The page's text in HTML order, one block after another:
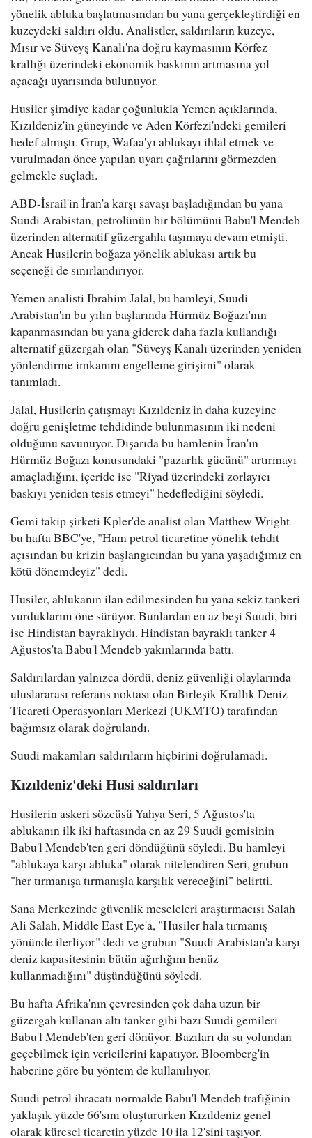
yönelik abluka başlatmasından bu yana gerçekleştirdiği en
kuzeydeki saldırı oldu. Analistler, saldırıların kuzeye,
Mısır ve Süveyş Kanalı'na doğru kaymasının Körfez
krallığı üzerindeki ekonomik baskının artmasına yol
açacağı uyarısında bulunuyor.
Husiler şimdiye kadar çoğunlukla Yemen açıklarında,
Kızıldeniz'in güneyinde ve Aden Körfezi'ndeki gemileri
hedef almıştı. Grup, Wafaa'yı ablukayı ihlal etmek ve
vurulmadan önce yapılan uyarı çağrılarını görmezden
gelmekle suçladı.
ABD-İsrail'in İran'a karşı savaşı başladığından bu yana
Suudi Arabistan, petrolünün bir bölümünü Babu'l Mendeb
üzerinden alternatif güzergahla taşımaya devam etmişti.
Ancak Husilerin boğaza yönelik ablukası artık bu
seçeneği de sınırlandırıyor.
Yemen analisti Ibrahim Jalal, bu hamleyi, Suudi
Arabistan'ın bu yılın başlarında Hürmüz Boğazı'nın
kapanmasından bu yana giderek daha fazla kullandığı
alternatif güzergah olan "Süveyş Kanalı üzerinden yeniden
yönlendirme imkanını engelleme girişimi" olarak
tanımladı.
Jalal, Husilerin çatışmayı Kızıldeniz'in daha kuzeyine
doğru genişletme tehdidinde bulunmasının iki nedeni
olduğunu savunuyor. Dışarıda bu hamlenin İran'ın
Hürmüz Boğazı konusundaki "pazarlık gücünü" artırmayı
amaçladığını, içeride ise "Riyad üzerindeki zorlayıcı
baskıyı yeniden tesis etmeyi" hedeflediğini söyledi.
Gemi takip şirketi Kpler'de analist olan Matthew Wright
bu hafta BBC'ye, "Ham petrol ticaretine yönelik tehdit
açısından bu krizin başlangıcından bu yana yaşadığımız en
kötü dönemdeyiz" dedi.
Husiler, ablukanın ilan edilmesinden bu yana sekiz tankeri
vurduklarını öne sürüyor. Bunlardan en az beşi Suudi, biri
ise Hindistan bayraklıydı. Hindistan bayraklı tanker 4
Ağustos'ta Babu'l Mendeb yakınlarında battı.
Saldırılardan yalnızca dördü, deniz güvenliği olaylarında
uluslararası referans noktası olan Birleşik Krallık Deniz
Ticareti Operasyonları Merkezi (UKMTO) tarafından
bağımsız olarak doğrulandı.
Suudi makamları saldırıların hiçbirini doğrulamadı.
Kızıldeniz'deki Husi saldırıları
Husilerin askeri sözcüsü Yahya Seri, 5 Ağustos'ta
ablukanın ilk iki haftasında en az 29 Suudi gemisinin
Babu'l Mendeb'ten geri döndüğünü söyledi. Bu hamleyi
"ablukaya karşı abluka" olarak nitelendiren Seri, grubun
"her tırmanışa tırmanışla karşılık vereceğini" belirtti.
Sana Merkezinde güvenlik meseleleri araştırmacısı Salah
Ali Salah, Middle East Eye'a, "Husiler hala tırmanış
yönünde ilerliyor" dedi ve grubun "Suudi Arabistan'a karşı
deniz kapasitesinin bütün ağırlığını henüz
kullanmadığını" düşündüğünü söyledi.
Bu hafta Afrika'nın çevresinden çok daha uzun bir
güzergah kullanan altı tanker gibi bazı Suudi gemileri
Babu'l Mendeb'ten geri dönüyor. Bazıları da su yolundan
geçebilmek için vericilerini kapatıyor. Bloomberg'in
haberine göre bu yöntem de kullanılıyor.
Suudi petrol ihracatı normalde Babu'l Mendeb trafiğinin
yaklaşık yüzde 66'sını oluştururken Kızıldeniz genel
olarak küresel ticaretin yüzde 10 ila 12'sini taşıyor.